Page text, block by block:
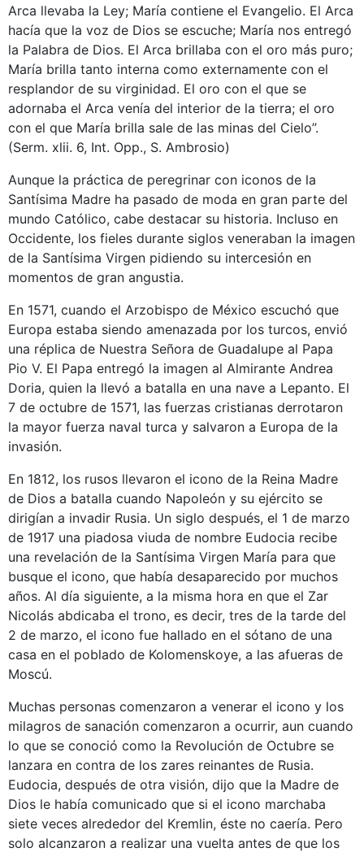
Arca llevaba la Ley; María contiene el Evangelio. El Arca
hacía que la voz de Dios se escuche; María nos entregó
la Palabra de Dios. El Arca brillaba con el oro más puro;
María brilla tanto interna como externamente con el
resplandor de su virginidad. El oro con el que se
adornaba el Arca venía del interior de la tierra; el oro
con el que María brilla sale de las minas del Cielo”.
(Serm. xlii. 6, Int. Opp., S. Ambrosio)
Aunque la práctica de peregrinar con iconos de la
Santísima Madre ha pasado de moda en gran parte del
mundo Católico, cabe destacar su historia. Incluso en
Occidente, los fieles durante siglos veneraban la imagen
de la Santísima Virgen pidiendo su intercesión en
momentos de gran angustia.
En 1571, cuando el Arzobispo de México escuchó que
Europa estaba siendo amenazada por los turcos, envió
una réplica de Nuestra Señora de Guadalupe al Papa
Pio V. El Papa entregó la imagen al Almirante Andrea
Doria, quien la llevó a batalla en una nave a Lepanto. El
7 de octubre de 1571, las fuerzas cristianas derrotaron
la mayor fuerza naval turca y salvaron a Europa de la
invasión.
En 1812, los rusos llevaron el icono de la Reina Madre
de Dios a batalla cuando Napoleón y su ejército se
dirigían a invadir Rusia. Un siglo después, el 1 de marzo
de 1917 una piadosa viuda de nombre Eudocia recibe
una revelación de la Santísima Virgen María para que
busque el icono, que había desaparecido por muchos
años. Al día siguiente, a la misma hora en que el Zar
Nicolás abdicaba el trono, es decir, tres de la tarde del
2 de marzo, el icono fue hallado en el sótano de una
casa en el poblado de Kolomenskoye, a las afueras de
Moscú.
Muchas personas comenzaron a venerar el icono y los
milagros de sanación comenzaron a ocurrir, aun cuando
lo que se conoció como la Revolución de Octubre se
lanzara en contra de los zares reinantes de Rusia.
Eudocia, después de otra visión, dijo que la Madre de
Dios le había comunicado que si el icono marchaba
siete veces alrededor del Kremlin, éste no caería. Pero
solo alcanzaron a realizar una vuelta antes de que los